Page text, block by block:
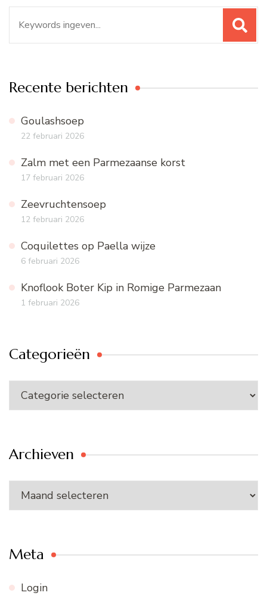
naar:
Recente berichten
Goulashsoep
22 februari 2026
Zalm met een Parmezaanse korst
17 februari 2026
Zeevruchtensoep
12 februari 2026
Coquilettes op Paella wijze
6 februari 2026
Knoflook Boter Kip in Romige Parmezaan
1 februari 2026
Categorieën
Categorieën
Archieven
Archieven
Meta
Login